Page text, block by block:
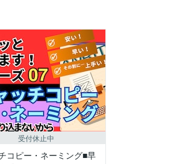
受付休止中
コピー・ネーミング■早